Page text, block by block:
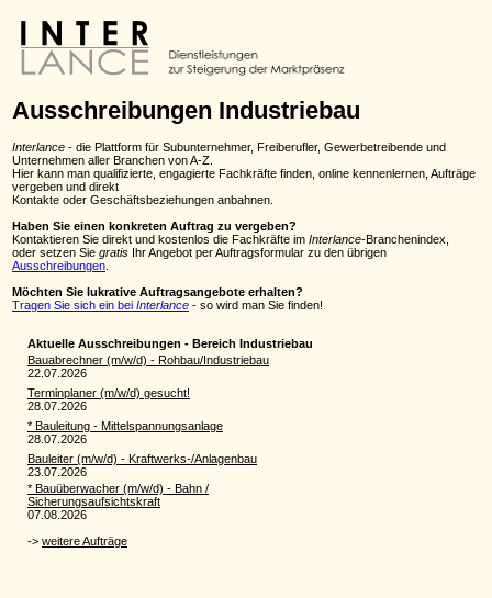
Ausschreibungen Industriebau
Interlance - die Plattform für Subunternehmer, Freiberufler, Gewerbetreibende und
Unternehmen aller Branchen von A-Z.
Hier kann man qualifizierte, engagierte Fachkräfte finden, online kennenlernen, Aufträge
vergeben und direkt
Kontakte oder Geschäftsbeziehungen anbahnen.
Haben Sie einen konkreten Auftrag zu vergeben?
Kontaktieren Sie direkt und kostenlos die Fachkräfte im Interlance-Branchenindex,
oder setzen Sie gratis Ihr Angebot per Auftragsformular zu den übrigen
Ausschreibungen.
Möchten Sie lukrative Auftragsangebote erhalten?
Tragen Sie sich ein bei Interlance - so wird man Sie finden!